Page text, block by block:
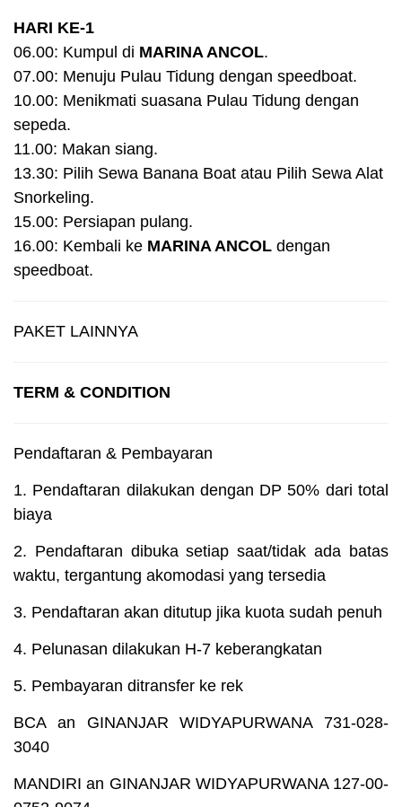
HARI KE-1
06.00: Kumpul di MARINA ANCOL.
07.00: Menuju Pulau Tidung dengan speedboat.
10.00: Menikmati suasana Pulau Tidung dengan
sepeda.
11.00: Makan siang.
13.30: Pilih Sewa Banana Boat atau Pilih Sewa Alat
Snorkeling.
15.00: Persiapan pulang.
16.00: Kembali ke MARINA ANCOL dengan
speedboat.
PAKET LAINNYA
TERM & CONDITION
Pendaftaran & Pembayaran
1. Pendaftaran dilakukan dengan DP 50% dari total
biaya
2. Pendaftaran dibuka setiap saat/tidak ada batas
waktu, tergantung akomodasi yang tersedia
3. Pendaftaran akan ditutup jika kuota sudah penuh
4. Pelunasan dilakukan H-7 keberangkatan
5. Pembayaran ditransfer ke rek
BCA an GINANJAR WIDYAPURWANA 731-028-
3040
MANDIRI an GINANJAR WIDYAPURWANA 127-00-